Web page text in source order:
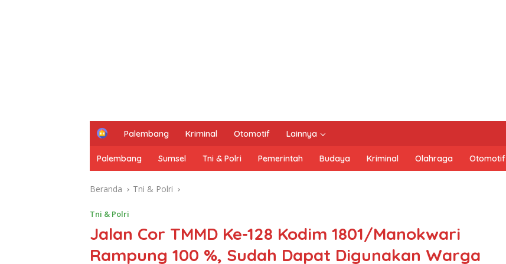
H
m
e
Palembang Kriminal Otomotif Lainnya
Palembang Sumsel Tni & Polri Pemerintah Budaya Kriminal Olahraga Otomotif
Beranda Tni & Polri
Tni & Polri
Jalan Cor TMMD Ke-128 Kodim 1801/Manokwari
Rampung 100 %, Sudah Dapat Digunakan Warga